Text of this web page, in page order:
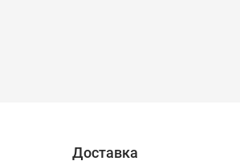
Доставка